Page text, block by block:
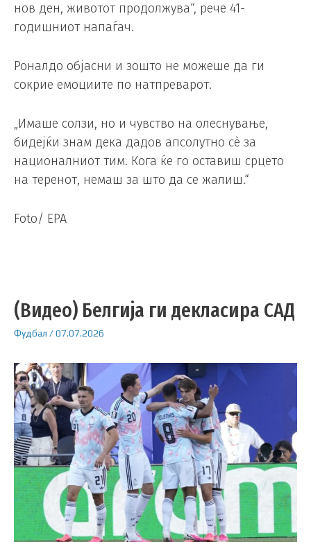
нов ден, животот продолжува“, рече 41-
годишниот напаѓач.
Роналдо објасни и зошто не можеше да ги
сокрие емоциите по натпреварот.
„Имаше солзи, но и чувство на олеснување,
бидејќи знам дека дадов апсолутно сè за
националниот тим. Кога ќе го оставиш срцето
на теренот, немаш за што да се жалиш.“
Foto/ EPA
(Видео) Белгија ги декласира САД
Фудбал /07.07.2026